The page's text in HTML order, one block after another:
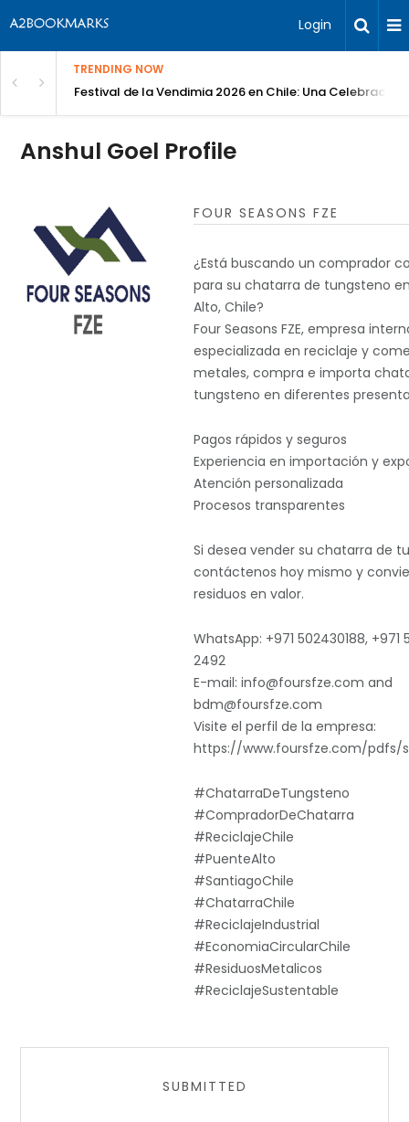
Login
TRENDING NOW
Festival de la Vendimia 2026 en Chile: Una Celebración
Anshul Goel Profile
FOUR SEASONS FZE
¿Está buscando un comprador
para su chatarra de tungsteno
Alto, Chile?
Four Seasons FZE, empresa
especializada en reciclaje y
metales, compra e importa
tungsteno en diferentes
Pagos rápidos y seguros
Experiencia en importación y
Atención personalizada
Procesos transparentes
Si desea vender su chatarra de
contáctenos hoy mismo y
residuos en valor.
WhatsApp: +971 502430188, +971
2492
E-mail: info@foursfze.com and
bdm@foursfze.com
Visite el perfil de la empresa:
https://www.foursfze.com/pdfs/
#ChatarraDeTungsteno
#CompradorDeChatarra
#ReciclajeChile
#PuenteAlto
#SantiagoChile
#ChatarraChile
#ReciclajeIndustrial
#EconomiaCircularChile
#ResiduosMetalicos
#ReciclajeSustentable
SUBMITTED